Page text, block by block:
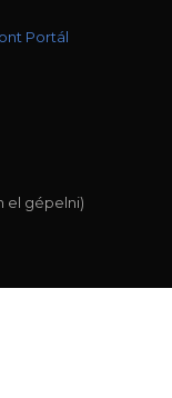
Portál